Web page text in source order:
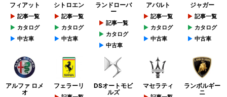
フィアット
記事一覧
カタログ
中古車
シトロエン
記事一覧
カタログ
中古車
ランドローバ
ー
記事一覧
カタログ
中古車
アバルト
記事一覧
カタログ
中古車
ジャガー
記事一覧
カタログ
中古車
アルファ ロメ
オ
フェラーリ
DSオートモビ
ルズ
マセラティ
ランボルギー
ニ